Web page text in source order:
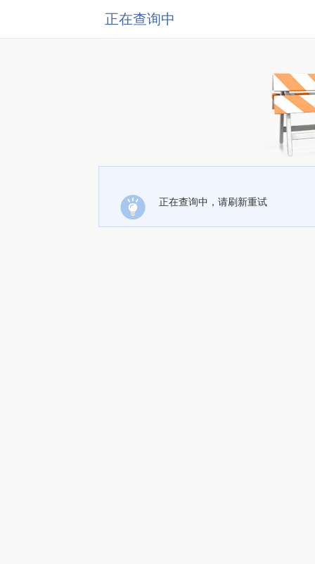
正在查询中
正在查询中，请刷新重试